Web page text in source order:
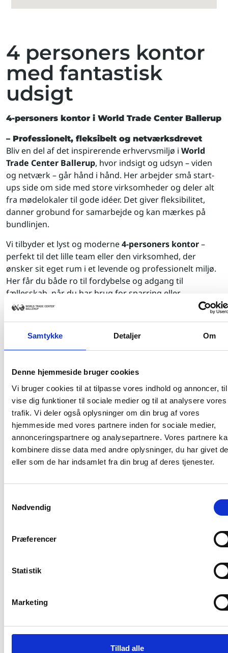
Samtykke Detaljer Om
Denne hjemmeside bruger cookies
Vi bruger cookies til at tilpasse vores indhold og annoncer,
vise dig funktioner til sociale medier og til at analysere vores
trafik. Vi deler også oplysninger om din brug af vores
hjemmeside med vores partnere inden for sociale medier,
annonceringspartnere og analysepartnere. Vores partnere
kombinere disse data med andre oplysninger, du har givet
eller som de har indsamlet fra din brug af deres tjenester.
Nødvendig
Præferencer
Statistik
Marketing
Tillad alle
4 personers kontor
med fantastisk
udsigt
4-personers kontor i World Trade Center Ballerup
– Professionelt, fleksibelt og netværksdrevet
Bliv en del af det inspirerende erhvervsmiljø i World
Trade Center Ballerup, hvor indsigt og udsyn – viden
og netværk – går hånd i hånd. Her arbejder små start-
ups side om side med store virksomheder og deler alt
fra mødelokaler til gode idéer. Det giver fleksibilitet,
danner grobund for samarbejde og kan mærkes på
bundlinjen.
Vi tilbyder et lyst og moderne4-personers kontor–
perfekt til det lille team eller den virksomhed, der
ønsker sit eget rum i et levende og professionelt miljø.
Her får du både ro til fordybelse og adgang til
fællesskab, når du har brug for sparring eller
inspiration.
Som lejer får du adgang til alle World Trade Center
Ballerups faciliteter:
Fitnesscenter og Healthcare Center
Bemandet reception og professionel virksomheds
adresse
Prisen er inkluderet møbler.
World Trade Center Ballerup rummer 38.000 m² og er
placeret i et af Danmarks største erhvervsområder med
motorvej.
4 personers kontor med fantastisk udsigt
Borupvang 3,
Etage:5